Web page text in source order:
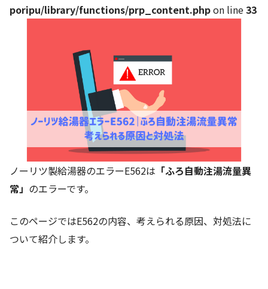
poripu/library/functions/prp_content.phpon line33
ノーリツ製給湯器のエラーE562は 「ふろ自動注湯流量異
常」 のエラーです。
このページではE562の内容、考えられる原因、対処法に
ついて紹介します。